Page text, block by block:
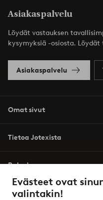
Evästeet ovat
valintakin!
Asiakaspalvelu
Löydät vastauksen
kysymyksiä -osiosta.
Asiakaspalvelu
Omat sivut
Tietoa Jotexista
Palvelumme
Ehdot